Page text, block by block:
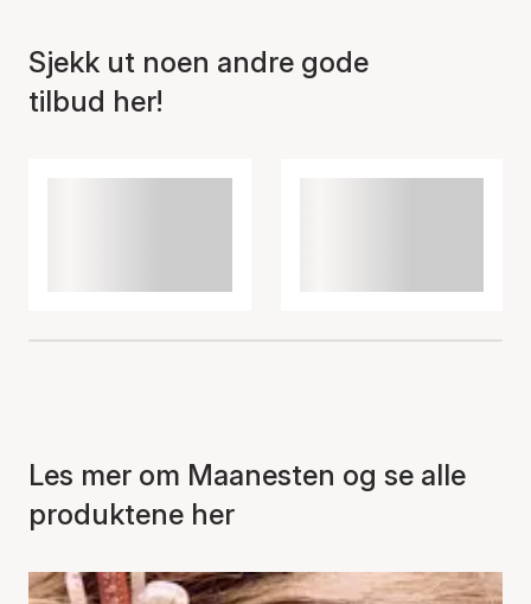
Sjekk ut noen andre gode
tilbud her!
Les mer om Maanesten og se alle
produktene her